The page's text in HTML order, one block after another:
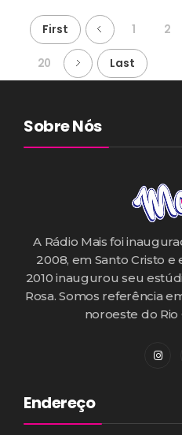
First 1 2
20 Last
Sobre Nós
A Rádio Mais foi
2008, em Santo Cristo
2010 inaugurou seu
Rosa. Somos referência
noroeste do Rio
Endereço